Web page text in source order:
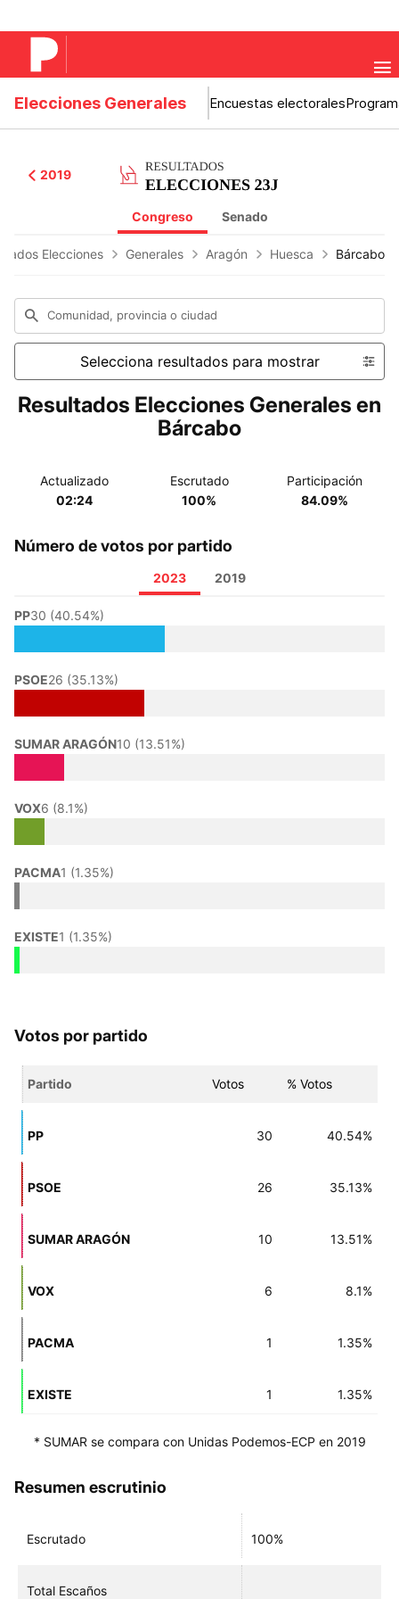
Elecciones Generales Encuestas electorales
2019
Congreso Senado
Elecciones Generales Aragón Huesca Bárcabo
Comunidad, provincia o ciudad
Selecciona resultados para mostrar
Resultados Elecciones Generales en
Bárcabo
Actualizado
02:24
Escrutado
100%
Participación
84.09%
Número de votos por partido
2023 2019
PP30 (40.54%)
PSOE26 (35.13%)
SUMAR ARAGÓN10 (13.51%)
VOX6 (8.1%)
PACMA1 (1.35%)
EXISTE1 (1.35%)
Votos por partido
Partido Votos % Votos
PP 30 40.54%
PSOE 26 35.13%
SUMAR ARAGÓN 10 13.51%
VOX 6 8.1%
PACMA 1 1.35%
EXISTE 1 1.35%
* SUMAR se compara con Unidas Podemos-ECP en 2019
Resumen escrutinio
Escrutado 100%
Total Escaños